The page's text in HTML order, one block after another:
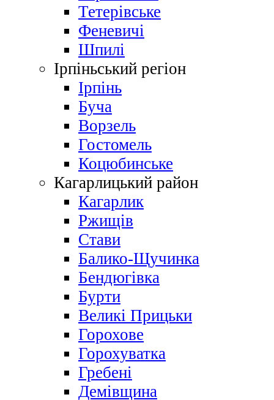
Тетерівське
Феневичі
Шпилі
Ірпіньський регіон
Ірпінь
Буча
Ворзель
Гостомель
Коцюбинське
Кагарлицький район
Кагарлик
Ржищів
Стави
Балико-Щучинка
Бендюгівка
Бурти
Великі Прицьки
Горохове
Горохуватка
Гребені
Демівщина